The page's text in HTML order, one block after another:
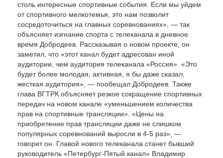
столь интересные спортивные события. Если мы уйдем
от спортивного мелкотемья, это нам позволит
сосредоточиться на главных соревнованиях», — так
объясняет изгнание спорта с телеканала в дневное
время Добродеев. Рассказывая о новом проекте, он
заметил, что «этот канал будет адресован иной
аудитории, чем аудитория телеканала «Россия». «Это
будет более молодая, активная, я бы даже сказал,
жесткая аудитория», — пообещал Добродеев. Также
глава ВГТРК объясняет резкое сокращение спортивных
передач на новом канале «уменьшением количества
прав на спортивные трансляции». «Цены на
приобретение прав трансляции даже не слишком
популярных соревнований выросли в 4-5 раз», —
говорит он. Главой нового телеканала станет бывший
руководитель «Петербург-Пятый канал» Владимир